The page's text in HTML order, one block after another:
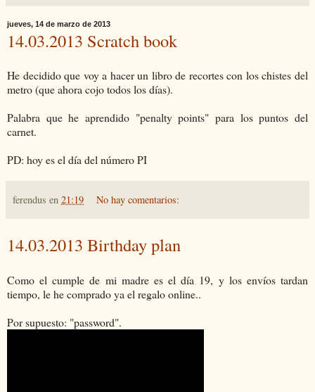
jueves, 14 de marzo de 2013
14.03.2013 Scratch book
He decidido que voy a hacer un libro de recortes con los chistes del
metro (que ahora cojo todos los días).
Palabra que he aprendido "penalty points" para los puntos del
carnet.
PD: hoy es el día del número PI
ferendus en 21:19 No hay comentarios:
14.03.2013 Birthday plan
Como el cumple de mi madre es el día 19, y los envíos tardan
tiempo, le he comprado ya el regalo online..
Por supuesto: "password".